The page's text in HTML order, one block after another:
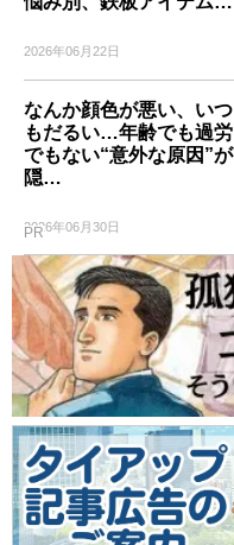
2026年06月22日
なんか顔色が悪い、いつ
もだるい…年齢でも過労
でもない“意外な原因”が
隠…
2026年06月30日
PR